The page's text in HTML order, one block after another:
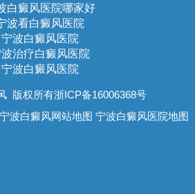
白癜风医院哪家好
波看白癜风医院
宁波白癜风医院
治疗白癜风医院
宁波白癜风医院
版权所有浙ICP备16006368号
宁波白癜风网站地图 宁波白癜风医院地图